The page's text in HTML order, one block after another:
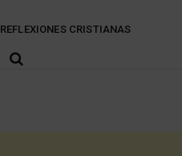
REFLEXIONES CRISTIANAS